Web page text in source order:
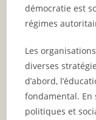
démocratie est
régimes
Les
diverses
d’abord,
fondamental.
politiques et